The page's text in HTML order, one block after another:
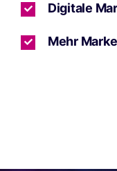
Digitale
Mehr